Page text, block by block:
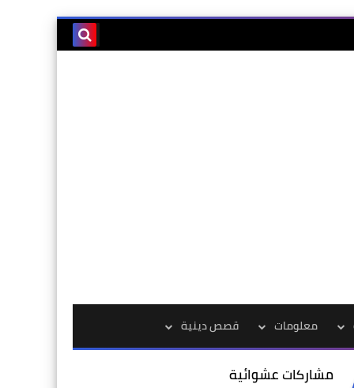
معلومات قصص دينية
مشاركات عشوائية